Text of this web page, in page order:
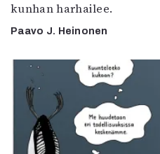
kunhan harhailee.
Paavo J. Heinonen